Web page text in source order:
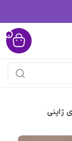
0
ژاپنی